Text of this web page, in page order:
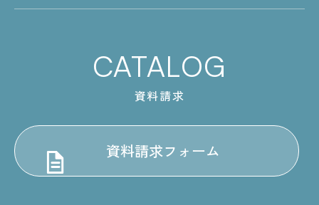
CATALOG
資料請求
資料請求フォーム